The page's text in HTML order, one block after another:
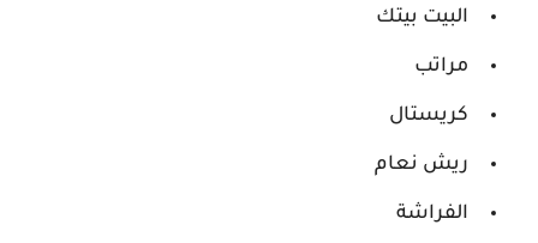
البيت بيتك
مراتب
كريستال
ريش نعام
الفراشة